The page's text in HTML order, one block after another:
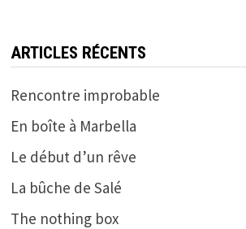
ARTICLES RÉCENTS
Rencontre improbable
En boîte à Marbella
Le début d’un rêve
La bûche de Salé
The nothing box